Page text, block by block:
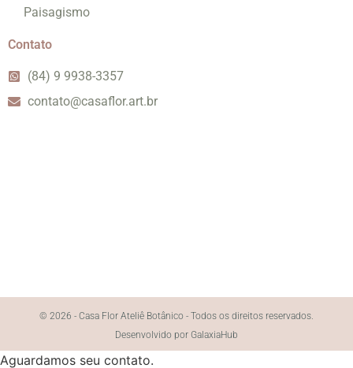
Paisagismo
Contato
(84) 9 9938-3357
contato@casaflor.art.br
© 2026 - Casa Flor Ateliê Botânico - Todos os direitos reservados.
Desenvolvido por GalaxiaHub
Aguardamos seu contato.